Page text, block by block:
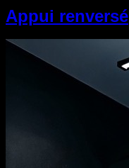
Appui renversé